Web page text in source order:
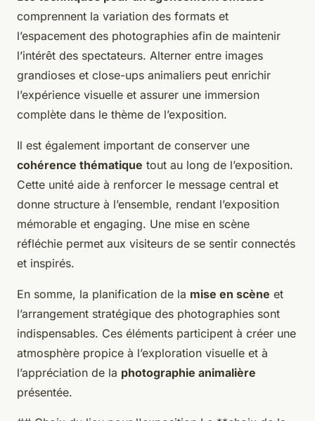
comprennent la variation des formats et
l’espacement des photographies afin de maintenir
l’intérêt des spectateurs. Alterner entre images
grandioses et close-ups animaliers peut enrichir
l’expérience visuelle et assurer une immersion
complète dans le thème de l’exposition.
Il est également important de conserver une
cohérence thématique tout au long de l’exposition.
Cette unité aide à renforcer le message central et
donne structure à l’ensemble, rendant l’exposition
mémorable et engaging. Une mise en scène
réfléchie permet aux visiteurs de se sentir connectés
et inspirés.
En somme, la planification de la mise en scène et
l’arrangement stratégique des photographies sont
indispensables. Ces éléments participent à créer une
atmosphère propice à l’exploration visuelle et à
l’appréciation de la photographie animalière
présentée.